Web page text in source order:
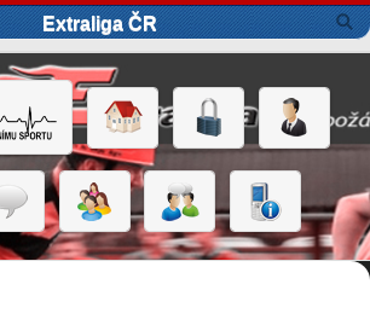
Extraliga ČR